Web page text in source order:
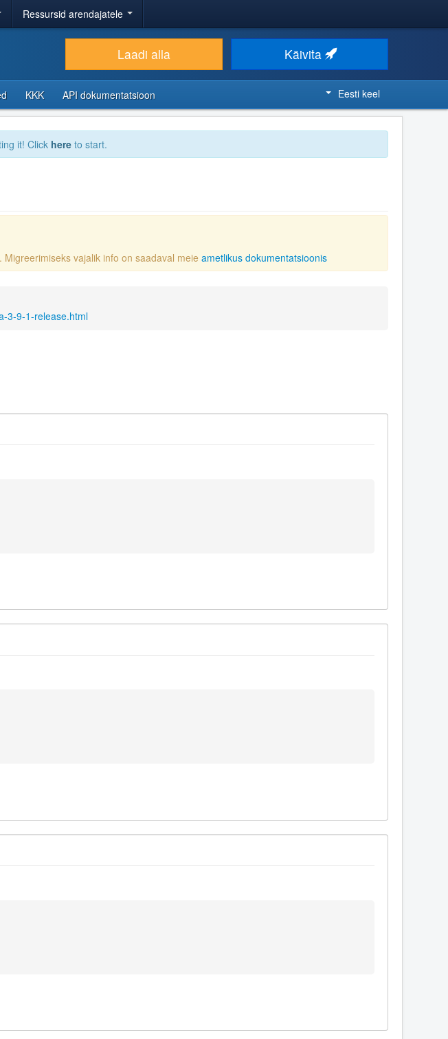
Ressursid arendajatele
Laadi alla Käivita
KKK API dokumentatsioon Eesti keel
it! Click here to start.
. Migreerimiseks vajalik info on saadaval meie ametlikus dokumentatsioonis
3-9-1-release.html